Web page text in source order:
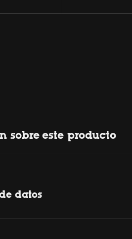
sobre este producto
datos